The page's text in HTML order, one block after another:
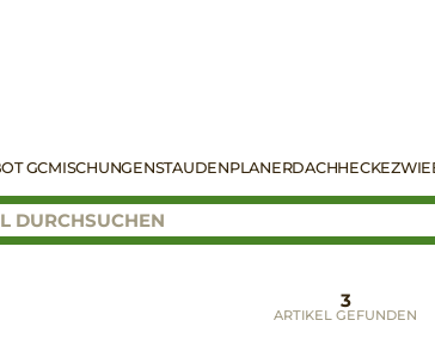
GCMISCHUNGENSTAUDENPLANERDACHHECKE
3
ARTIKEL GEFUNDEN